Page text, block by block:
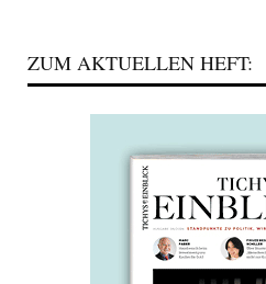
ZUM AKTUELLEN HEFT: